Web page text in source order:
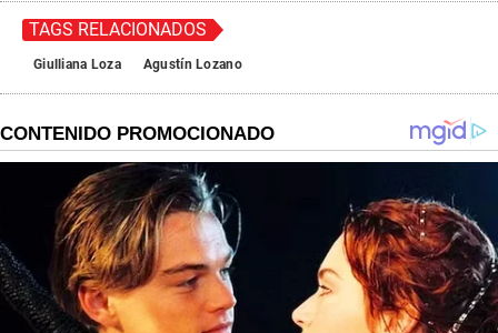
TAGS RELACIONADOS
Giulliana Loza Agustín Lozano